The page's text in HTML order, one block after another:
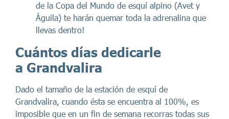
de la Copa del Mundo de esquí alpino (Avet y
Àguila) te harán quemar toda la adrenalina que
llevas dentro!
Cuántos días dedicarle
a Grandvalira
Dado el tamaño de la estación de esquí de
Grandvalira, cuando ésta se encuentra al 100%, es
imposible que en un fin de semana recorras todas sus